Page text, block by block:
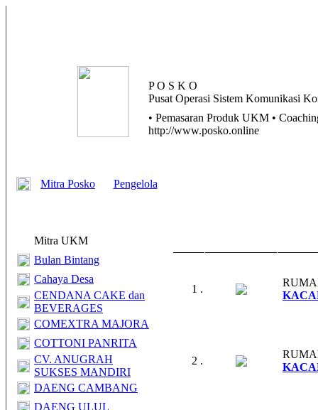
P O S K O
Pusat Operasi Sistem Komunikasi
• Pemasaran Produk UKM •
http://www.posko.online
Mitra Posko Pengelola
Mitra UKM
Bulan Bintang
Cahaya Desa
CENDANA CAKE dan
BEVERAGES
COMEXTRA MAJORA
COTTONI PANRITA
CV. ANUGRAH
SUKSES MANDIRI
DAENG CAMBANG
DAENG ULUL
1 .
2 .